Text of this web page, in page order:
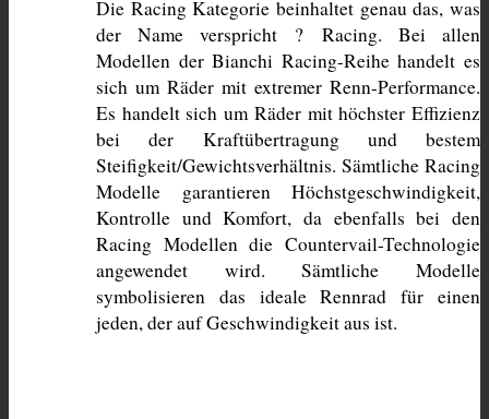
Die Racing Kategorie beinhaltet genau das, was
der Name verspricht ? Racing. Bei allen
Modellen der Bianchi Racing-Reihe handelt es
sich um Räder mit extremer Renn-Performance.
Es handelt sich um Räder mit höchster Effizienz
bei der Kraftübertragung und bestem
Steifigkeit/Gewichtsverhältnis. Sämtliche Racing
Modelle garantieren Höchstgeschwindigkeit,
Kontrolle und Komfort, da ebenfalls bei den
Racing Modellen die Countervail-Technologie
angewendet wird. Sämtliche Modelle
symbolisieren das ideale Rennrad für einen
jeden, der auf Geschwindigkeit aus ist.